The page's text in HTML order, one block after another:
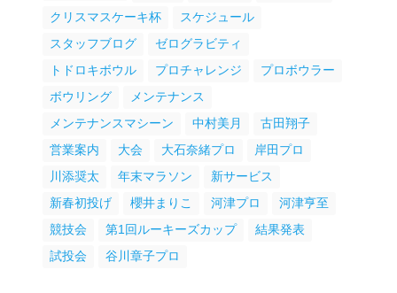
クリスマスケーキ杯
スケジュール
スタッフブログ
ゼログラビティ
トドロキボウル
プロチャレンジ
プロボウラー
ボウリング
メンテナンス
メンテナンスマシーン
中村美月
古田翔子
営業案内
大会 大石奈緒プロ
岸田プロ
川添奨太
年末マラソン
新サービス
新春初投げ
櫻井まりこ 河津プロ
河津亨至
競技会
第1回ルーキーズカップ
結果発表
試投会
谷川章子プロ